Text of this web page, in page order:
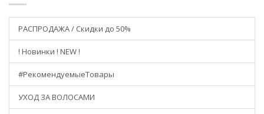
РАСПРОДАЖА / Скидки до 50%
! Новинки ! NEW !
#РекомендуемыеТовары
УХОД ЗА ВОЛОСАМИ